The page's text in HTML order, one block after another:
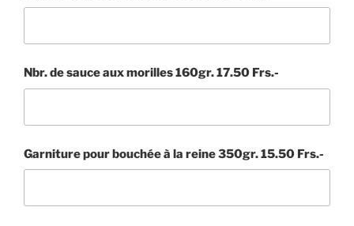
Nbr. de sauce aux morilles 160gr. 17.50 Frs.-
Garniture pour bouchée à la reine 350gr. 15.50 Frs.-